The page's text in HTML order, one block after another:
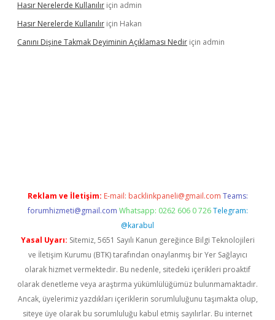
Hasır Nerelerde Kullanılır için admin
Hasır Nerelerde Kullanılır için Hakan
Canını Dişine Takmak Deyiminin Açıklaması Nedir için admin
Reklam ve İletişim: E-mail: backlinkpaneli@gmail.com Teams:
forumhizmeti@gmail.com Whatsapp: 0262 606 0 726 Telegram:
@karabul
Yasal Uyarı: Sitemiz, 5651 Sayılı Kanun gereğince Bilgi Teknolojileri
ve İletişim Kurumu (BTK) tarafından onaylanmış bir Yer Sağlayıcı
olarak hizmet vermektedir. Bu nedenle, sitedeki içerikleri proaktif
olarak denetleme veya araştırma yükümlülüğümüz bulunmamaktadır.
Ancak, üyelerimiz yazdıkları içeriklerin sorumluluğunu taşımakta olup,
siteye üye olarak bu sorumluluğu kabul etmiş sayılırlar. Bu internet